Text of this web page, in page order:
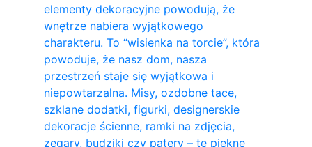
elementy dekoracyjne powodują, że
wnętrze nabiera wyjątkowego
charakteru. To “wisienka na torcie”, która
powoduje, że nasz dom, nasza
przestrzeń staje się wyjątkowa i
niepowtarzalna. Misy, ozdobne tace,
szklane dodatki, figurki, designerskie
dekoracje ścienne, ramki na zdjęcia,
zegary, budziki czy patery – te piękne